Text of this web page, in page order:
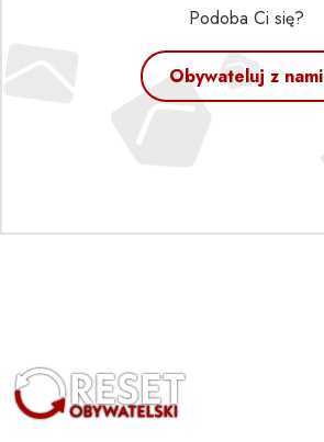
Podoba Ci się?
Obywateluj z nami